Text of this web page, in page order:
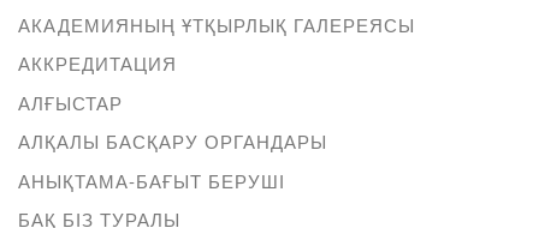
АКАДЕМИЯНЫҢ ҰТҚЫРЛЫҚ ГАЛЕРЕЯСЫ
АККРЕДИТАЦИЯ
АЛҒЫСТАР
АЛҚАЛЫ БАСҚАРУ ОРГАНДАРЫ
АНЫҚТАМА-БАҒЫТ БЕРУШІ
БАҚ БІЗ ТУРАЛЫ